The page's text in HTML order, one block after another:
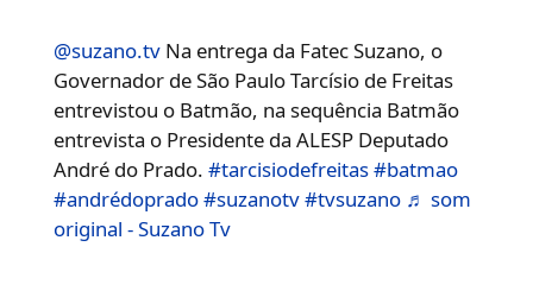
@suzano.tv Na entrega da Fatec Suzano, o
Governador de São Paulo Tarcísio de Freitas
entrevistou o Batmão, na sequência Batmão
entrevista o Presidente da ALESP Deputado
André do Prado.#tarcisiodefreitas#batmao
#andrédoprado#suzanotv#tvsuzano ♬ som
original - Suzano Tv